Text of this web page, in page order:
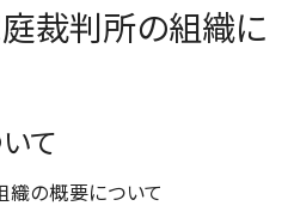
裁判所の組織に
て
織の概要について